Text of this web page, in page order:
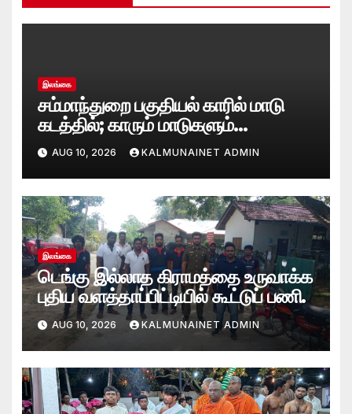
இலங்கை
சம்மாந்துறை பகுதியல் காரில் மாடு
கடத்தில்; காரும் மாடுகளும்
பொலிஸாரால் பறிமுதல்
AUG 10, 2026 KALMUNAINET ADMIN
இலங்கை
டெங்கு இல்லாத கிராமத்தை உருவாக்க
புதிய வளத்தாப்பிட்டியில் கூட்டுப் பணி.
AUG 10, 2026 KALMUNAINET ADMIN